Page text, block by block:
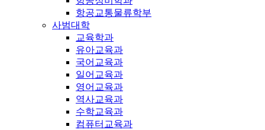
항공교통물류학부
사범대학
교육학과
유아교육과
국어교육과
일어교육과
영어교육과
역사교육과
수학교육과
컴퓨터교육과